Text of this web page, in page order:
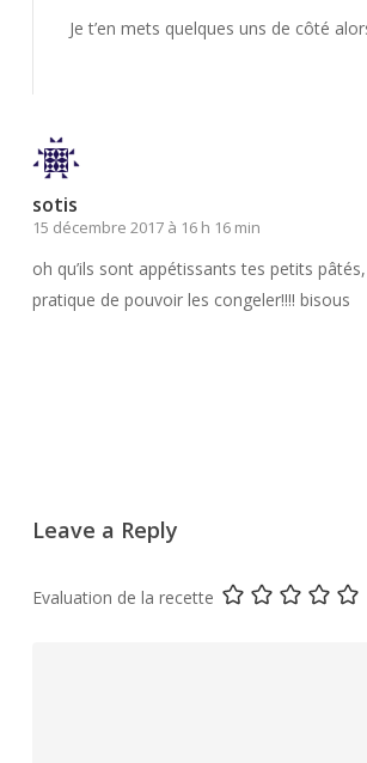
Je t’en mets quelques uns de côté
sotis
15 décembre 2017 à 16 h 16 min
oh qu’ils sont appétissants tes petits
pratique de pouvoir les congeler!!!! bisous
Leave a Reply
Evaluation de la recette